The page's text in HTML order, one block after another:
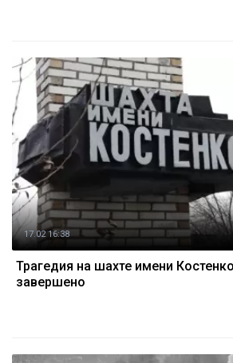
17.02 16:38
Трагедия на шахте имени
завершено